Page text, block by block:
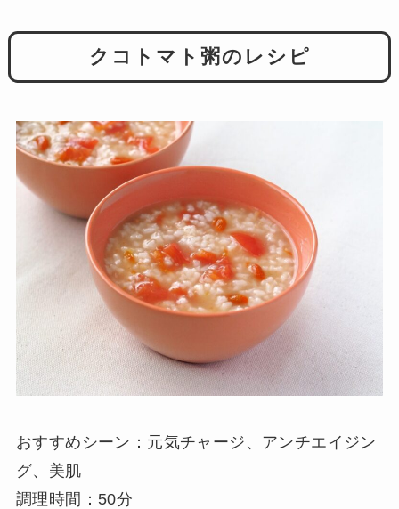
クコトマト粥のレシピ
おすすめシーン：元気チャージ、アンチエイジン
グ、美肌
調理時間：50分